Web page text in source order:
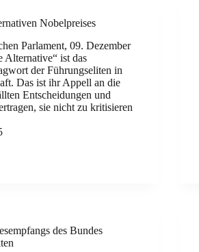
Nobelpreises
Parlament, 09. Dezember
Alternative“ ist das
der Führungseliten in
Das ist ihr Appell an die
Entscheidungen und
sie nicht zu kritisieren
des Bundes